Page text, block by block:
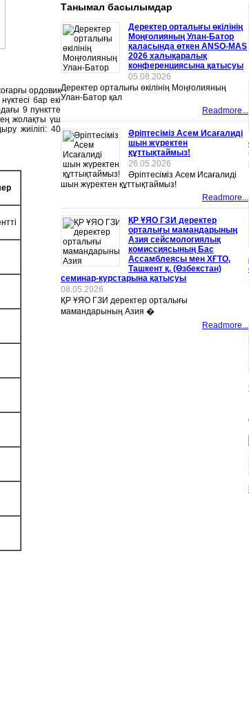
ордовик
бар екі
9 пунктте
жолақты үш
жиілігі: 40
Танымал басылымдар
Деректер орталығы өкілінің
Моңғолияның Улан-Батор
қаласында өткен ANSO-MAS
2026 халықаралық
конференциясына қатысуы
05.08.2026
Деректер орталығы өкілінің Моңғолияның
Улан-Батор қал
Readmore...
Әріптесіміз Асем Исағалиді
шын жүректен
құттықтаймыз!
26.05.2026
Әріптесіміз Асем Исағалиді
шын жүректен құттықтаймыз!
Readmore...
ҚР ҰЯО ГЗИ деректер
орталығы мамандарының
Азия сейсмологиялық
комиссиясының Бас
Ассамблеясы мен ХҒТО,
Ташкент қ. (Өзбекстан)
семинар-курстарына қатысуы
08.05.2026
ҚР ҰЯО ГЗИ деректер орталығы
мамандарының Азия �
Readmore...